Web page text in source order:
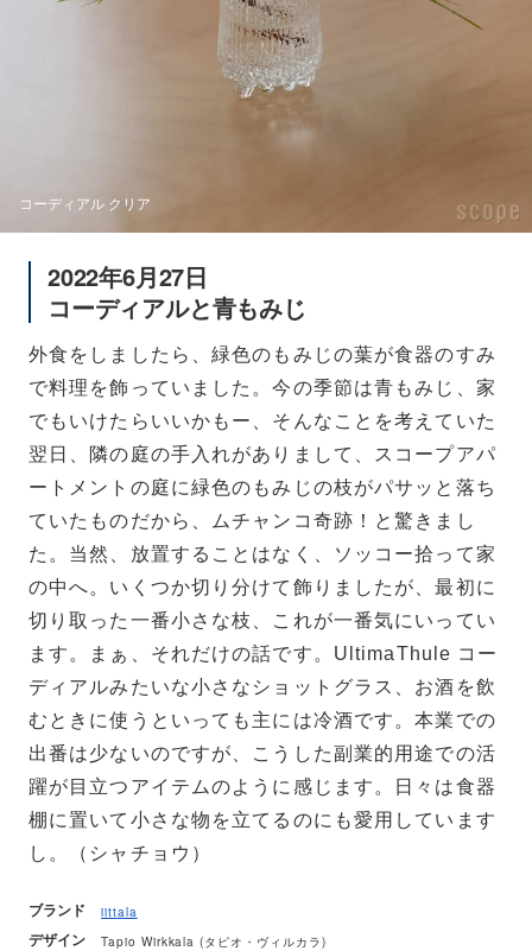
コーディアル クリア
2022年6月27日
コーディアルと青もみじ
外食をしましたら、緑色のもみじの葉が食器のすみ
で料理を飾っていました。今の季節は青もみじ、家
でもいけたらいいかもー、そんなことを考えていた
翌日、隣の庭の手入れがありまして、スコープアパ
ートメントの庭に緑色のもみじの枝がパサッと落ち
ていたものだから、ムチャンコ奇跡！と驚きまし
た。当然、放置することはなく、ソッコー拾って家
の中へ。いくつか切り分けて飾りましたが、最初に
切り取った一番小さな枝、これが一番気にいってい
ます。まぁ、それだけの話です。UltimaThule コー
ディアルみたいな小さなショットグラス、お酒を飲
むときに使うといっても主には冷酒です。本業での
出番は少ないのですが、こうした副業的用途での活
躍が目立つアイテムのように感じます。日々は食器
棚に置いて小さな物を立てるのにも愛用しています
し。（シャチョウ）
ブランド iittala
デザイン Tapio Wirkkala (タピオ・ヴィルカラ)